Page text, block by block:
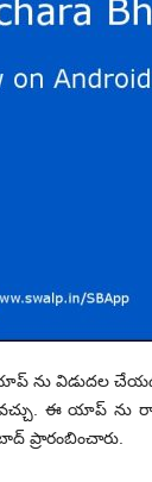
ను విడుదల
ఈ యాప్ ను
ప్రారంబించారు.